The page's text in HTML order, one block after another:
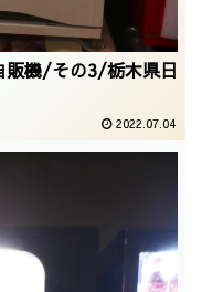
販機/その3/栃木県日
2022.07.04